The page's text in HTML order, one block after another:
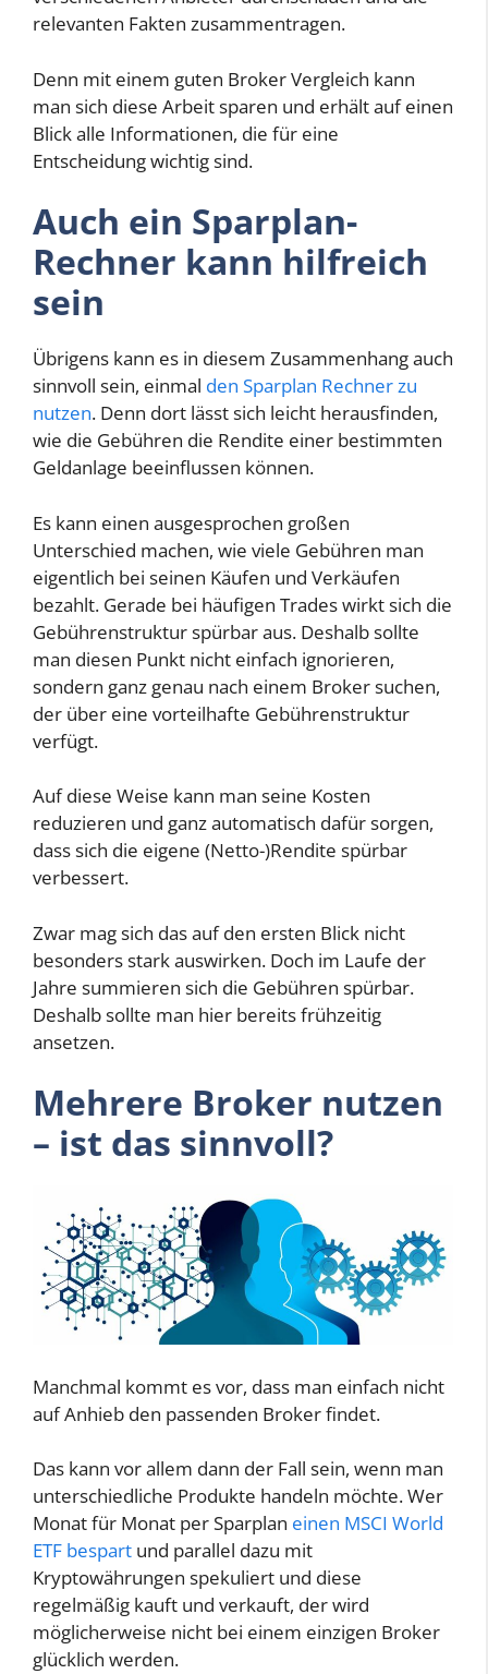
relevanten Fakten zusammentragen.
Denn mit einem guten Broker Vergleich kann
man sich diese Arbeit sparen und erhält auf einen
Blick alle Informationen, die für eine
Entscheidung wichtig sind.
Auch ein Sparplan-
Rechner kann hilfreich
sein
Übrigens kann es in diesem Zusammenhang auch
sinnvoll sein, einmal den Sparplan Rechner zu
nutzen. Denn dort lässt sich leicht herausfinden,
wie die Gebühren die Rendite einer bestimmten
Geldanlage beeinflussen können.
Es kann einen ausgesprochen großen
Unterschied machen, wie viele Gebühren man
eigentlich bei seinen Käufen und Verkäufen
bezahlt. Gerade bei häufigen Trades wirkt sich die
Gebührenstruktur spürbar aus. Deshalb sollte
man diesen Punkt nicht einfach ignorieren,
sondern ganz genau nach einem Broker suchen,
der über eine vorteilhafte Gebührenstruktur
verfügt.
Auf diese Weise kann man seine Kosten
reduzieren und ganz automatisch dafür sorgen,
dass sich die eigene (Netto-)Rendite spürbar
verbessert.
Zwar mag sich das auf den ersten Blick nicht
besonders stark auswirken. Doch im Laufe der
Jahre summieren sich die Gebühren spürbar.
Deshalb sollte man hier bereits frühzeitig
ansetzen.
Mehrere Broker nutzen
– ist das sinnvoll?
Manchmal kommt es vor, dass man einfach nicht
auf Anhieb den passenden Broker findet.
Das kann vor allem dann der Fall sein, wenn man
unterschiedliche Produkte handeln möchte. Wer
Monat für Monat per Sparplan einen MSCI World
ETF bespart und parallel dazu mit
Kryptowährungen spekuliert und diese
regelmäßig kauft und verkauft, der wird
möglicherweise nicht bei einem einzigen Broker
glücklich werden.